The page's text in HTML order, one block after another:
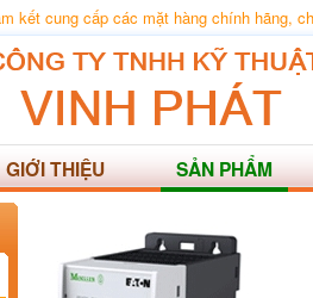
kết cung cấp các mặt hàng chính hãng,
GIỚI THIỆU SẢN PHẨM